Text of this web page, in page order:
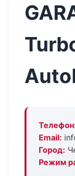
Email:
Город:
Режим